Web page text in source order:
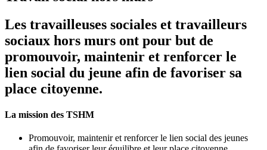
Les travailleuses sociales et travailleurs
sociaux hors murs ont pour but de
promouvoir, maintenir et renforcer le
lien social du jeune afin de favoriser sa
place citoyenne.
La mission des TSHM
Promouvoir, maintenir et renforcer le lien social des jeunes